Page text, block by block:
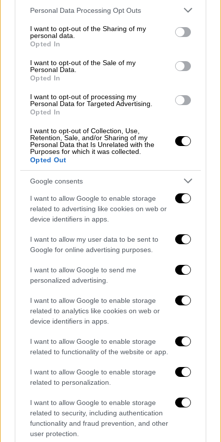
Please note that this website/app uses one or more Google
not limited to your visit or usage behaviour. You may click to
grant or deny consent to Google and its third-party tags to
use your data for below specified purposes in below Google
consent section.
Personal Data Processing Opt Outs
I want to opt-out of the Sharing of my
personal data.
Opted In
I want to opt-out of the Sale of my
Personal Data.
Opted In
I want to opt-out of processing my
Personal Data for Targeted Advertising.
Opted In
I want to opt-out of Collection, Use,
Retention, Sale, and/or Sharing of my
Personal Data that Is Unrelated with the
Purposes for which it was collected.
Opted Out
Google consents
I want to allow Google to enable storage
related to advertising like cookies on web or
device identifiers in apps.
I want to allow my user data to be sent to
Google for online advertising purposes.
I want to allow Google to send me
personalized advertising.
I want to allow Google to enable storage
related to analytics like cookies on web or
device identifiers in apps.
I want to allow Google to enable storage
related to functionality of the website or app.
I want to allow Google to enable storage
related to personalization.
I want to allow Google to enable storage
related to security, including authentication
functionality and fraud prevention, and other
user protection.
φέτος υπάρχουν
10 έως 12 φορές
περισσότερες πυρκαγιές - ζόμπι
σιγοκαίνε κάτω από την επιφάνεια της
τάιγκα κατά τη διάρκεια του
τύρφης και οργανικής ύλης.
VIDEO: 'Zombie' blazes and drought:
Canada heads for brutal fire season.
Beneath the ground in Western
Canada, dozens of so-called "zombie
fires" that started last year are still
burningpic.twitter.com/gONwYnnjnT
February 23, 2024
Γιατί δυσκολεύουν τους πυροσβέστες
φωτιέςαυτές είναι δύσκολο να
καθώς απαιτείταισκάψιμο του εδάφους
μεγάλο βάθος για νααποκαλυφθεί
στρώμαπουκαίγεται.
Στην Αλμπέρτα, η κυβέρνηση κήρυξε την
περιόδου, η οποία κανονικά αρχίζει την 1η
Μαρτίου. Εκτός από τις περσινές πυρκαγιές
ζόμπι, η πυροσβεστική αντιμετωπίζει και
εστίες που ξέσπασαν φέτος.
Οι φωτιές αυτές είναι ιδιαίτερα επίφοβες
για τους πυροσβέστες, αφούμπορεί να
φουντώσουνόταν λιώσουν οιπάγοι